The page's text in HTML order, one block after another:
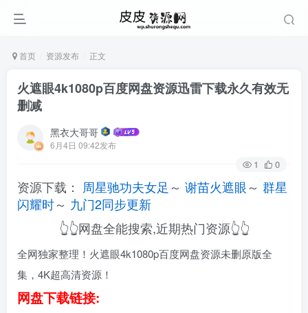
首页 资源发布 正文
火遮眼4k1080p百度网盘资源迅雷下载永久有效无
删减
黑衣大哥哥
6月4日 09:42发布
1 0
资源下载： 周星驰功夫女足 ～ 谢苗火遮眼～ 群星
闪耀时～ 九门2同步更新
👆👆网盘全能搜索,近期热门资源👆👆
全网独家整理！火遮眼4k1080p百度网盘资源未删原版全
集，4K超高清资源！
网盘下载链接: